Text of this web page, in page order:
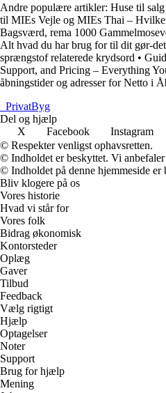
Andre populære artikler: Huse til
til MIEs Vejle og MIEs Thai –
Bagsværd, rema 1000
Alt hvad du har brug for til dit gør-
sprængstof relaterede krydsord •
Support, and Pricing – Everything
åbningstider og adresser for Netto i
PrivatByg
Del og hjælp
X
Facebook Instagram
© Respekter venligst ophavsretten.
© Indholdet er beskyttet. Vi
© Indholdet på denne hjemmeside
Bliv klogere på os
Vores historie
Hvad vi står for
Vores folk
Bidrag økonomisk
Kontorsteder
Oplæg
Gaver
Tilbud
Feedback
Vælg rigtigt
Hjælp
Optagelser
Noter
Support
Brug for hjælp
Mening